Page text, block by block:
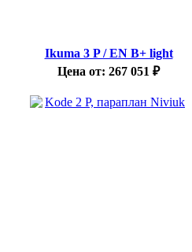
Ikuma 3 P / EN B+ light
Цена от: 267 051 ₽